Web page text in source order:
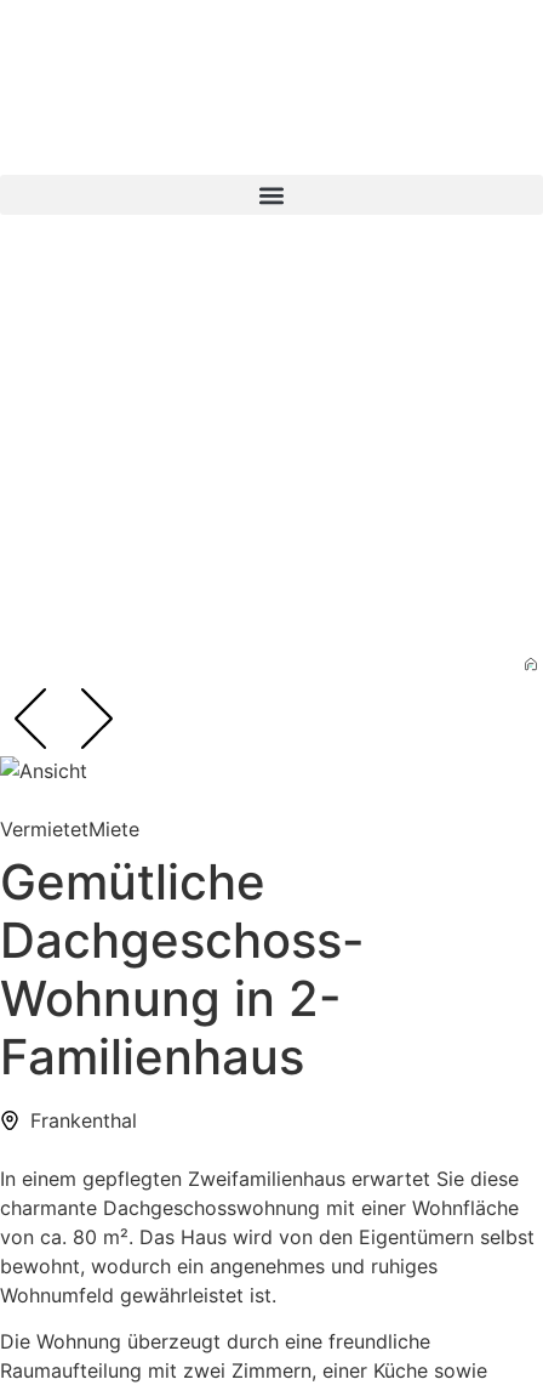
VermietetMiete
Gemütliche
Dachgeschoss-
Wohnung in 2-
Familienhaus
Frankenthal
In einem gepflegten Zweifamilienhaus erwartet Sie diese
charmante Dachgeschosswohnung mit einer Wohnfläche
von ca. 80 m². Das Haus wird von den Eigentümern selbst
bewohnt, wodurch ein angenehmes und ruhiges
Wohnumfeld gewährleistet ist.
Die Wohnung überzeugt durch eine freundliche
Raumaufteilung mit zwei Zimmern, einer Küche sowie